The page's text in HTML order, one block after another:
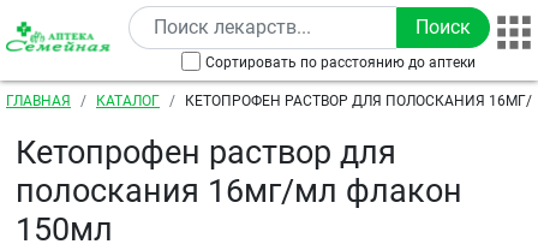
Перейти к основному содержанию
Сортировать по расстоянию до аптеки
Строка навигации
ГЛАВНАЯ КАТАЛОГ КЕТОПРОФЕН РАСТВОР ДЛЯ ПОЛОСКАНИЯ
Кетопрофен раствор для
полоскания 16мг/мл флакон
150мл